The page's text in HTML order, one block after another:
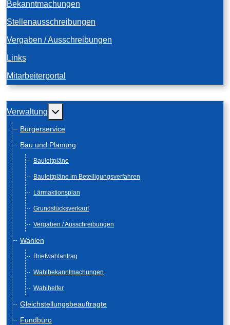
Bekanntmachungen
Stellenausschreibungen
Vergaben / Ausschreibungen
Links
Mitarbeiterportal
Verwaltung Weitere Informationen: Verwaltung
Bürgerservice
Bau und Planung
Bauleitpläne
Bauleitpläne im Beteiligungsverfahren
Lärmaktionsplan
Grundstücksverkauf
Vergaben / Ausschreibungen
Wahlen
Briefwahlantrag
Wahlbekanntmachungen
Wahlhelfer
Gleichstellungsbeauftragte
Fundbüro